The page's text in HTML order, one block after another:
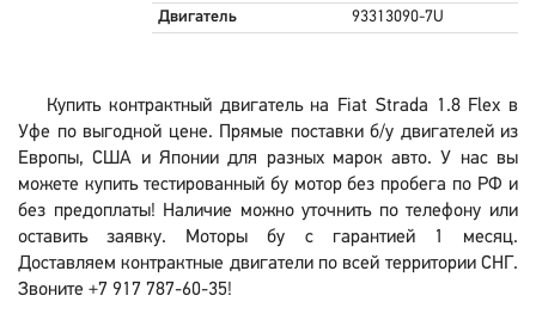
Двигатель
93313090-7U
Купить контрактный двигатель на Fiat Strada 1.8 Flex в
Уфе по выгодной цене. Прямые поставки б/у двигателей из
Европы, США и Японии для разных марок авто. У нас вы
можете купить тестированный бу мотор без пробега по РФ и
без предоплаты! Наличие можно уточнить по телефону или
оставить заявку. Моторы бу с гарантией 1 месяц.
Доставляем контрактные двигатели по всей территории СНГ.
Звоните +7 917 787-60-35!